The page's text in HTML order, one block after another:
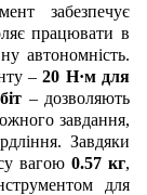
забезпечує
працювати в
автономність.
–20 Н·м для
– дозволяють
завдання,
Завдяки
вагою0.57 кг,
для